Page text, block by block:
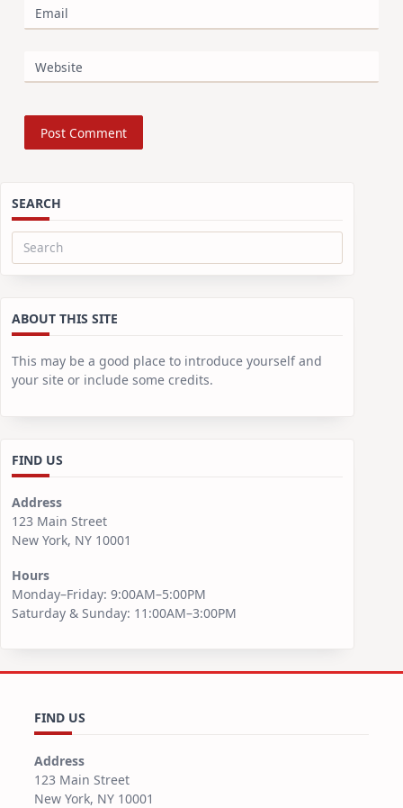
Email
Website
SEARCH
Search
ABOUT THIS SITE
This may be a good place to introduce yourself and
your site or include some credits.
FIND US
Address
123 Main Street
New York, NY 10001
Hours
Monday–Friday: 9:00AM–5:00PM
Saturday & Sunday: 11:00AM–3:00PM
FIND US
Address
123 Main Street
New York, NY 10001